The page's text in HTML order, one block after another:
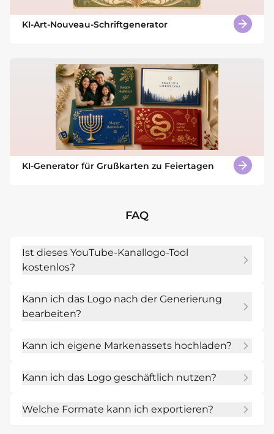
KI-Art-Nouveau-Schriftgenerator
KI-Generator für Grußkarten zu Feiertagen
FAQ
Ist dieses YouTube-Kanallogo-Tool
kostenlos?
Credits starten und bei höherem Bedarf
upgraden.
Kann ich das Logo nach der Generierung
bearbeiten?
Abstand, Form oder Stil.
Kann ich eigene Markenassets hochladen?
oder Inspirationsbilder vor der Generierung
Kann ich das Logo geschäftlich nutzen?
das finale Design aber auf Markenrechte und
Welche Formate kann ich exportieren?